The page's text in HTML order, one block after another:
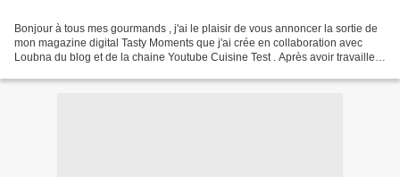
Bonjour à tous mes gourmands , j'ai le plaisir de vous annoncer la sortie de
mon magazine digital Tasty Moments que j'ai crée en collaboration avec
Loubna du blog et de la chaine Youtube Cuisine Test . Après avoir travailler